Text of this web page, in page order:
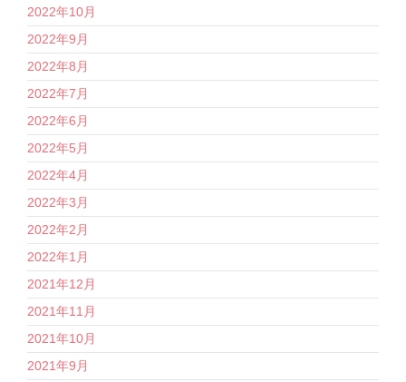
2022年10月
2022年9月
2022年8月
2022年7月
2022年6月
2022年5月
2022年4月
2022年3月
2022年2月
2022年1月
2021年12月
2021年11月
2021年10月
2021年9月